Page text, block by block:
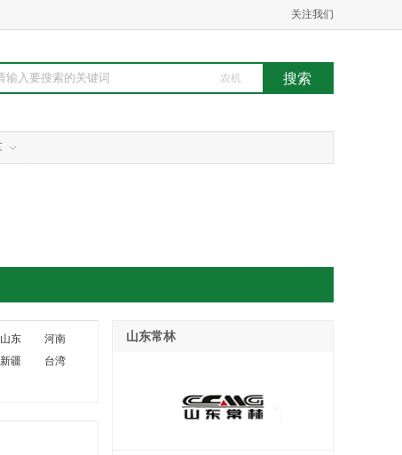
关注我们
农机
山东
河南
新疆
台湾
山东常林